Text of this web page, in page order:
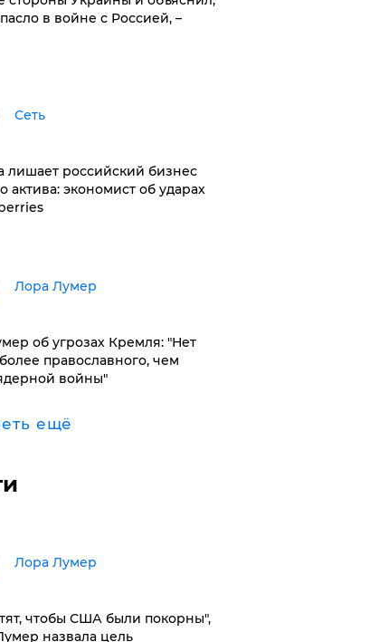
в войне с Россией, –
Сеть
лишает российский бизнес
актива: экономист об ударах
​Лора Лумер
об угрозах Кремля: "Нет
православного, чем
войны"
ещё
​Лора Лумер
чтобы США были покорны",
назвала цель